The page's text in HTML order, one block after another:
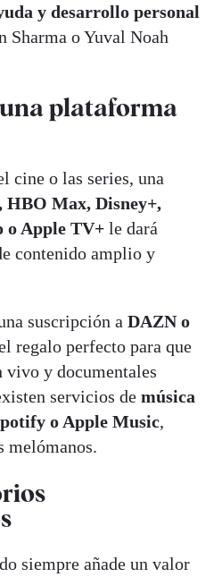
y desarrollo personal
Sharma o Yuval Noah
plataforma
cine o las series, una
Max, Disney+,
o Apple TV+ le dará
contenido amplio y
suscripción a DAZN o
regalo perfecto para que
vivo y documentales
servicios de música
o Apple Music,
melómanos.
siempre añade un valor